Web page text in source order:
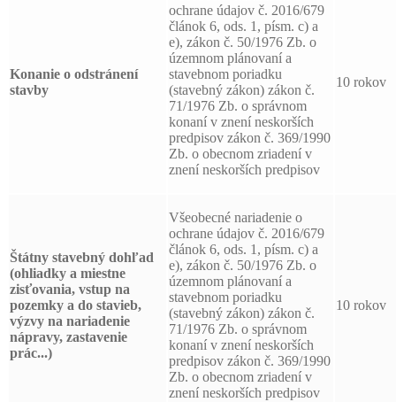
Konanie o odstránení
stavby
ochrane údajov č. 2016/679
článok 6, ods. 1, písm. c) a
e), zákon č. 50/1976 Zb. o
územnom plánovaní a
stavebnom poriadku
(stavebný zákon) zákon č.
71/1976 Zb. o správnom
konaní v znení neskorších
predpisov zákon č. 369/1990
Zb. o obecnom zriadení v
znení neskorších predpisov
10 rokov
Štátny stavebný dohľad
(ohliadky a miestne
zisťovania, vstup na
pozemky a do stavieb,
výzvy na nariadenie
nápravy, zastavenie
prác...)
Všeobecné nariadenie o
ochrane údajov č. 2016/679
článok 6, ods. 1, písm. c) a
e), zákon č. 50/1976 Zb. o
územnom plánovaní a
stavebnom poriadku
(stavebný zákon) zákon č.
71/1976 Zb. o správnom
konaní v znení neskorších
predpisov zákon č. 369/1990
Zb. o obecnom zriadení v
znení neskorších predpisov
10 rokov